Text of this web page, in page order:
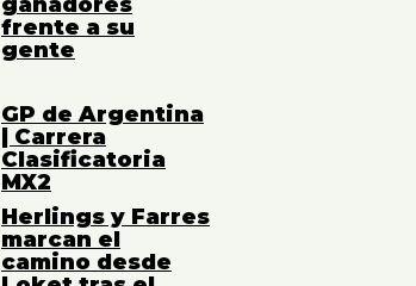
frente a su
gente
GP de Argentina
| Carrera
Clasificatoria
MX2
Herlings y Farres
marcan el
camino desde